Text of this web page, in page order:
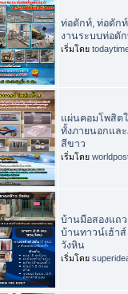
ท่อดักท์, ท่อดัก
งานระบบท่อดั
เริ่มโดย
แผ่นคอมโพสิต
ทั้งภายนอกแล
สีขาว
เริ่มโดย
บ้านมือสองแถ
บ้านทาวน์เฮ้า
วังหิน
เริ่มโดย